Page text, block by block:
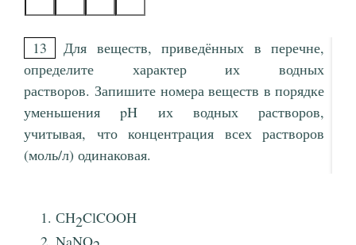
13
Для веществ, приведённых в перечне,
определите характер их водных
растворов. Запишите номера веществ в порядке
уменьшения pH их водных растворов,
учитывая, что концентрация всех растворов
(моль/л) одинаковая.
СH2ClCOOH
NaNO